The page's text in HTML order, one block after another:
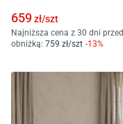
659zł/szt
Najniższa cena z 30 dni przed
obniżką: 759 zł/szt -13%